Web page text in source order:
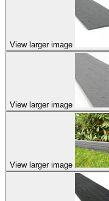
View larger image
View larger image
View larger image